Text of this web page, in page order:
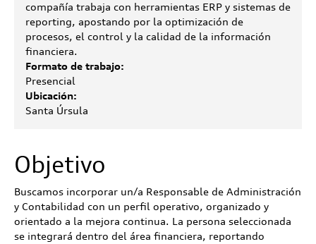
compañía trabaja con herramientas ERP y sistemas de
reporting, apostando por la optimización de
procesos, el control y la calidad de la información
financiera.
Formato de trabajo:
Presencial
Ubicación:
Santa Úrsula
Objetivo
Buscamos incorporar un/a Responsable de Administración
y Contabilidad con un perfil operativo, organizado y
orientado a la mejora continua. La persona seleccionada
se integrará dentro del área financiera, reportando